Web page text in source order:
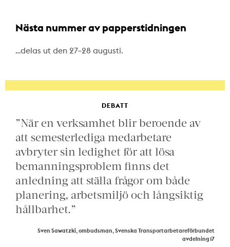
Nästa nummer av papperstidningen
…delas ut den 27–28 augusti.
DEBATT
”När en verksamhet blir beroende av
att semesterlediga medarbetare
avbryter sin ledighet för att lösa
bemanningsproblem finns det
anledning att ställa frågor om både
planering, arbetsmiljö och långsiktig
hållbarhet.”
Sven Sawatzki, ombudsman, Svenska Transportarbetareförbundet
avdelning 17